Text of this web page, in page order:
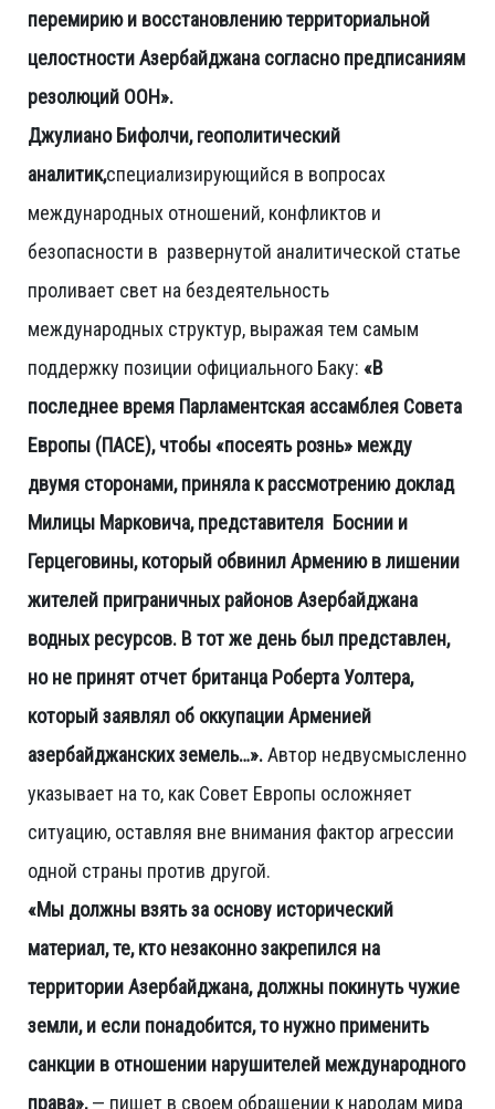
перемирию и восстановлению территориальной
целостности Азербайджана согласно предписаниям
резолюций ООН».
Джулиано Бифолчи, геополитический
аналитик,специализирующийся в вопросах
международных отношений, конфликтов и
безопасности в развернутой аналитической статье
проливает свет на бездеятельность
международных структур, выражая тем самым
поддержку позиции официального Баку: «В
последнее время Парламентская ассамблея Совета
Европы (ПАСЕ), чтобы «посеять рознь» между
двумя сторонами, приняла к рассмотрению доклад
Милицы Марковичa, представителя Боснии и
Герцеговины, который обвинил Армению в лишении
жителей приграничных районов Азербайджана
водных ресурсов. В тот же день был представлен,
но не принят отчет британца Робертa Уолтерa,
который заявлял об оккупации Арменией
азербайджанских земель…».Автор недвусмысленно
указывает на то, как Совет Европы осложняет
ситуацию, оставляя вне внимания фактор агрессии
одной страны против другой.
«Мы должны взять за основу исторический
материал, те, кто незаконно закрепился на
территории Азербайджана, должны покинуть чужие
земли, и если понадобится, то нужно применить
санкции в отношении нарушителей международного
права»,— пишет в своем обращении к народам мира